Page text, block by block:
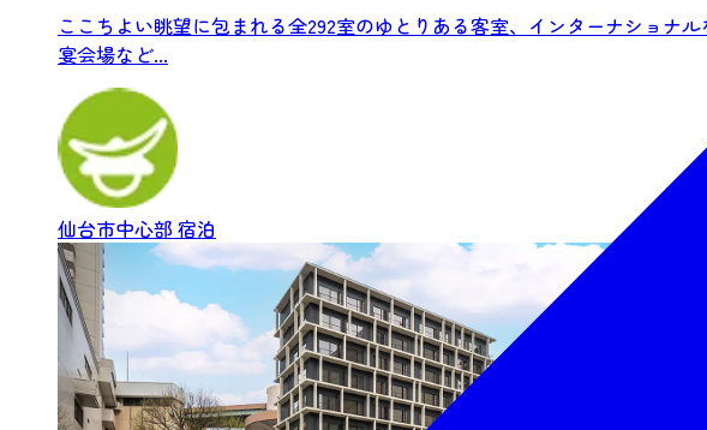
ここちよい眺望に包まれる全292室のゆとりある客室、インターナショナ
宴会場など...
仙台市中心部 宿泊